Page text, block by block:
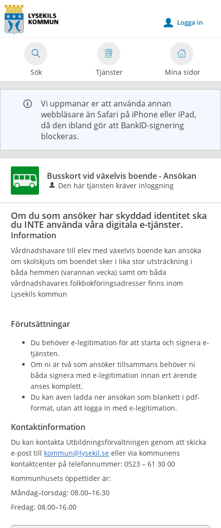
Välkommen
till
e-
tjänster
Lysekils
kommun
Sök Tjänster Mina sidor
u Logga in
Vi uppmanar er att använda annan
webbläsare än Safari på iPhone eller iPad,
då den ibland gör att BankID-signering
blockeras.
Busskort vid växelvis boende - Ansökan
Den här tjänsten kräver inloggning
Om du som ansöker har skyddad identitet ska
du INTE använda våra digitala e-tjänster.
Information
Vårdnadshavare till elev med växelvis boende kan ansöka
om skolskjuts om boendet sker i lika stor utsträckning i
båda hemmen (varannan vecka) samt om båda
vårdnadshavares folkbokföringsadresser finns inom
Lysekils kommun
Förutsättningar
Du behöver e-legitimation för att starta och signera e-
tjänsten.
Om ni är två som ansöker tillsammans behöver ni
båda signera med e-legitimation innan ert ärende
anses komplett.
Du kan även ladda ner ansökan som blankett i pdf-
format, utan att logga in med e-legitimation.
Kontaktinformation
Du kan kontakta Utbildningsförvaltningen genom att skicka
e-post till kommun@lysekil.se eller via kommunens
kontaktcenter på telefonnummer: 0523 – 61 30 00
Kommunhusets öppettider är:
Måndag–torsdag: 08.00–16.30
Fredag: 08.00–16.00